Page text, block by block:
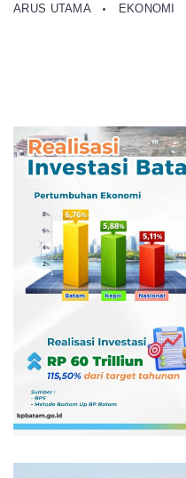
ARUS UTAMA EKONOMI